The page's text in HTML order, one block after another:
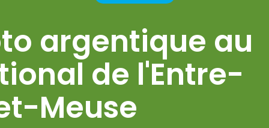
argentique au
de l'Entre-
Meuse